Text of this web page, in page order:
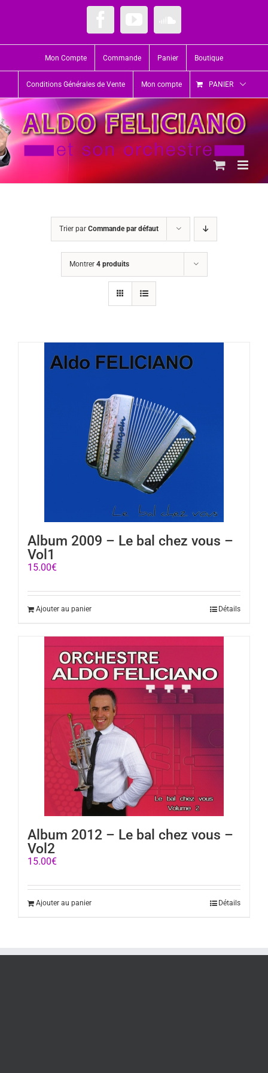
Mon Compte Commande Panier Boutique
Conditions Générales de Vente Mon compte PANIER
Trier par Commande par défaut
Montrer 4 produits
Album 2009 – Le bal chez vous –
Vol1
15.00€
Ajouter au panier Détails
Album 2012 – Le bal chez vous –
Vol2
15.00€
Ajouter au panier Détails